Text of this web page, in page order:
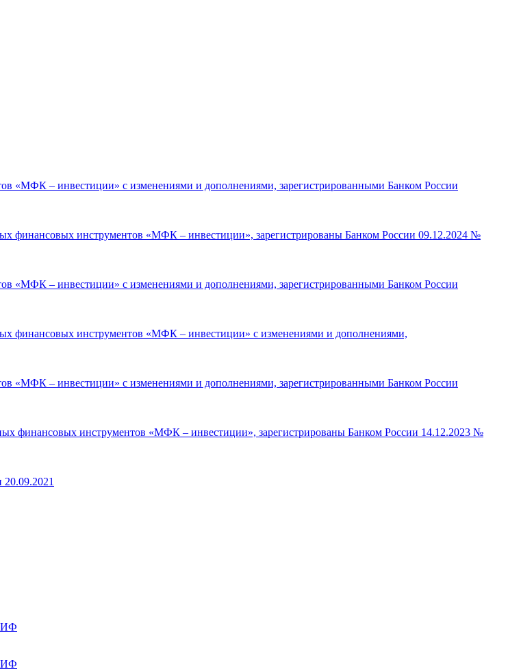
«МФК – инвестиции» с изменениями и дополнениями, зарегистрированными Банком России
финансовых инструментов «МФК – инвестиции», зарегистрированы Банком России 09.12.2024 №
«МФК – инвестиции» с изменениями и дополнениями, зарегистрированными Банком России
финансовых инструментов «МФК – инвестиции» с изменениями и дополнениями,
«МФК – инвестиции» с изменениями и дополнениями, зарегистрированными Банком России
финансовых инструментов «МФК – инвестиции», зарегистрированы Банком России 14.12.2023 №